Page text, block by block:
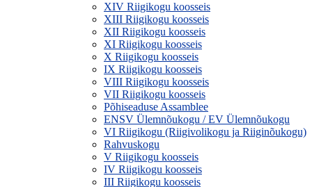
XIV Riigikogu koosseis
XIII Riigikogu koosseis
XII Riigikogu koosseis
XI Riigikogu koosseis
X Riigikogu koosseis
IX Riigikogu koosseis
VIII Riigikogu koosseis
VII Riigikogu koosseis
Põhiseaduse Assamblee
ENSV Ülemnõukogu / EV Ülemnõukogu
VI Riigikogu (Riigivolikogu ja Riiginõukogu)
Rahvuskogu
V Riigikogu koosseis
IV Riigikogu koosseis
III Riigikogu koosseis